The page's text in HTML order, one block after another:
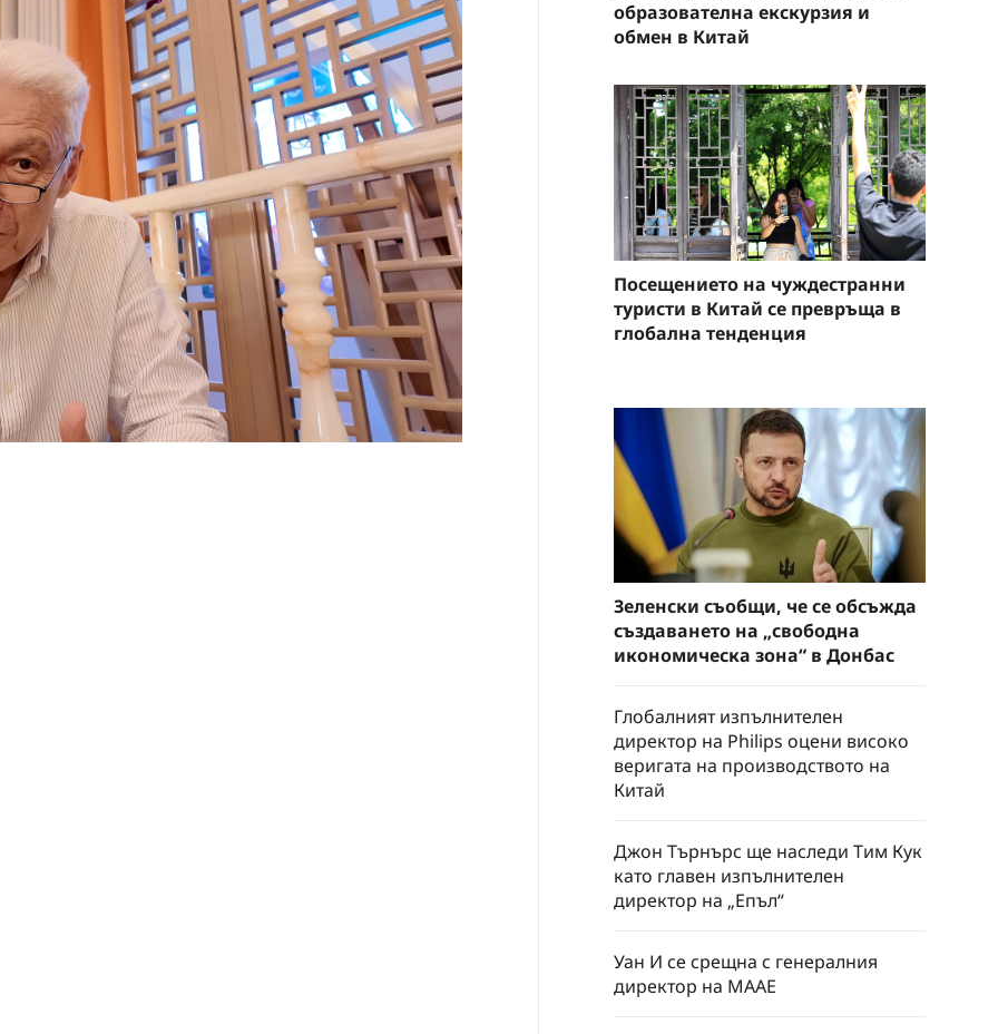
образователна екскурзия и
обмен в Китай
Посещението на чуждестранни
туристи в Китай се превръща в
глобална тенденция
Зеленски съобщи, че се обсъжда
създаването на „свободна
икономическа зона“ в Донбас
Глобалният изпълнителен
директор на Philips оцени високо
веригата на производството на
Китай
Джон Търнърс ще наследи Тим Кук
като главен изпълнителен
директор на „Епъл“
Уан И се срещна с генералния
директор на МААЕ